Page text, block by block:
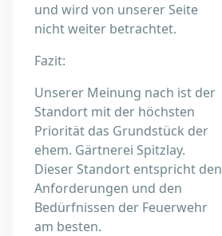
und wird von unserer Seite
nicht weiter betrachtet.
Fazit:
Unserer Meinung nach ist der
Standort mit der höchsten
Priorität das Grundstück der
ehem. Gärtnerei Spitzlay.
Dieser Standort entspricht den
Anforderungen und den
Bedürfnissen der Feuerwehr
am besten.